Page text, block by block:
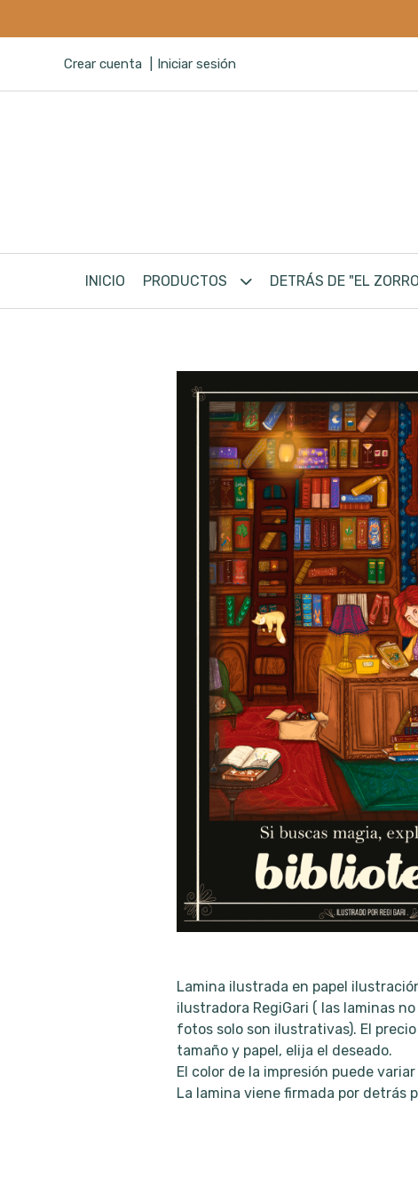
Crear cuenta Iniciar sesión
INICIO PRODUCTOS DETRÁS DE "EL
Lamina ilustrada en papel
ilustradora RegiGari ( las laminas
fotos solo son ilustrativas). El
tamaño y papel, elija el deseado.
El color de la impresión puede
La lamina viene firmada por detrás